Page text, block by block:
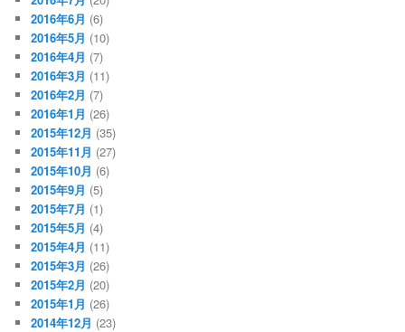
2016年6月 (6)
2016年5月 (10)
2016年4月 (7)
2016年3月 (11)
2016年2月 (7)
2016年1月 (26)
2015年12月 (35)
2015年11月 (27)
2015年10月 (6)
2015年9月 (5)
2015年7月 (1)
2015年5月 (4)
2015年4月 (11)
2015年3月 (26)
2015年2月 (20)
2015年1月 (26)
2014年12月 (23)